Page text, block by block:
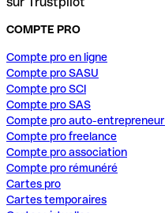
COMPTE PRO
Compte pro en ligne
Compte pro SASU
Compte pro SCI
Compte pro SAS
Compte pro auto-entrepreneur
Compte pro freelance
Compte pro association
Compte pro rémunéré
Cartes pro
Cartes temporaires